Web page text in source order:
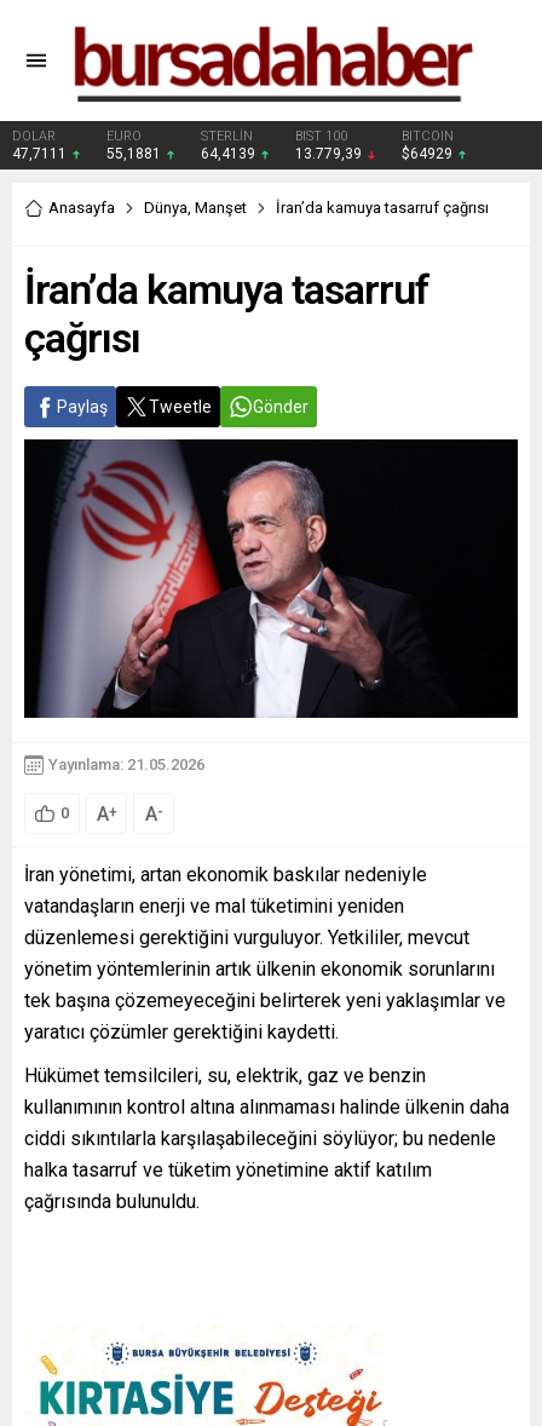
DOLAR
47,7111
EURO
55,1881
STERLİN
64,4139
BIST 100
13.779,39
BITCOIN
$64929
Anasayfa Dünya, Manşet İran’da kamuya tasarruf çağrısı
İran’da kamuya tasarruf
çağrısı
Paylaş Tweetle Gönder
Yayınlama: 21.05.2026
0 A+ A-
İran yönetimi, artan ekonomik baskılar nedeniyle
vatandaşların enerji ve mal tüketimini yeniden
düzenlemesi gerektiğini vurguluyor. Yetkililer, mevcut
yönetim yöntemlerinin artık ülkenin ekonomik sorunlarını
tek başına çözemeyeceğini belirterek yeni yaklaşımlar ve
yaratıcı çözümler gerektiğini kaydetti.
Hükümet temsilcileri, su, elektrik, gaz ve benzin
kullanımının kontrol altına alınmaması halinde ülkenin daha
ciddi sıkıntılarla karşılaşabileceğini söylüyor; bu nedenle
halka tasarruf ve tüketim yönetimine aktif katılım
çağrısında bulunuldu.